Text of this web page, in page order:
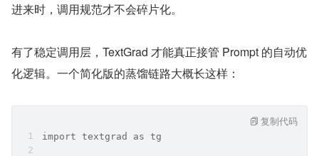
进来时，调用规范才不会碎片化。
有了稳定调用层，TextGrad 才能真正接管 Prompt 的自动优
化逻辑。一个简化版的蒸馏链路大概长这样：
import textgrad as tg
复制代码